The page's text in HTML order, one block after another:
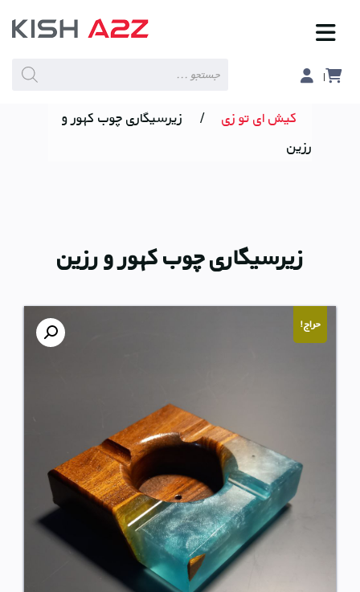
search
کیش ای تو زی /
زیرسیگاری چوب کهور و
رزین
زیرسیگاری چوب کهور و رزین
حراج!